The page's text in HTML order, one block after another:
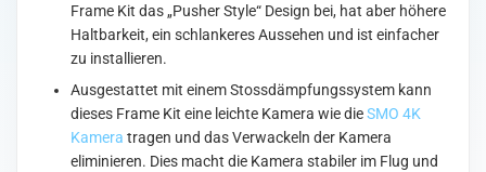
Frame Kit das „Pusher Style“ Design bei, hat aber höhere
Haltbarkeit, ein schlankeres Aussehen und ist einfacher
zu installieren.
Ausgestattet mit einem Stossdämpfungssystem kann
dieses Frame Kit eine leichte Kamera wie dieSMO 4K
Kamera tragen und das Verwackeln der Kamera
eliminieren. Dies macht die Kamera stabiler im Flug und